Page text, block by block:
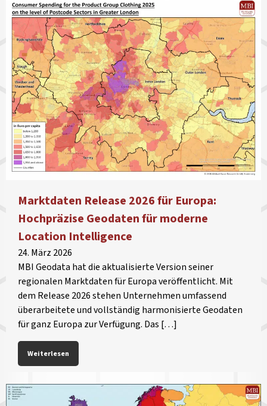
Marktdaten Release 2026 für Europa:
Hochpräzise Geodaten für moderne
Location Intelligence
24. März 2026
MBI Geodata hat die aktualisierte Version seiner
regionalen Marktdaten für Europa veröffentlicht. Mit
dem Release 2026 stehen Unternehmen umfassend
überarbeitete und vollständig harmonisierte Geodaten
für ganz Europa zur Verfügung. Das […]
Weiterlesen